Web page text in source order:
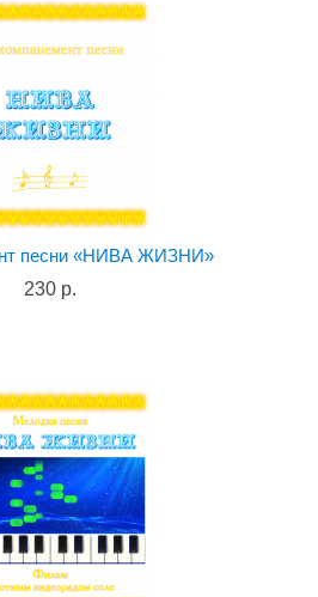
песни «НИВА ЖИЗНИ»
230 р.